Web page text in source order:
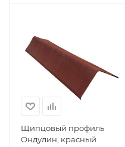
Щипцовый профиль
Ондулин, красный